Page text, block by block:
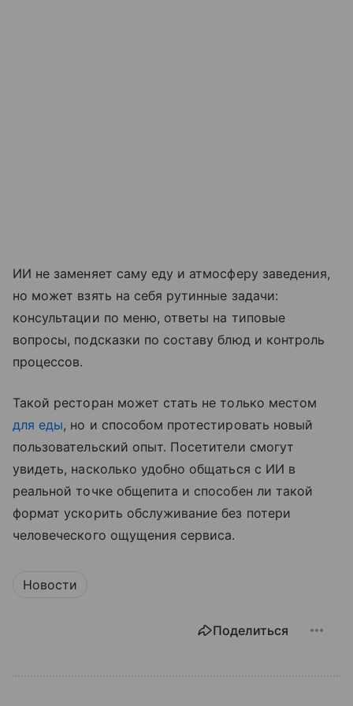
ИИ не заменяет саму еду и атмосферу заведения,
но может взять на себя рутинные задачи:
консультации по меню, ответы на типовые
вопросы, подсказки по составу блюд и контроль
процессов.
Такой ресторан может стать не только местом
для еды, но и способом протестировать новый
пользовательский опыт. Посетители смогут
увидеть, насколько удобно общаться с ИИ в
реальной точке общепита и способен ли такой
формат ускорить обслуживание без потери
человеческого ощущения сервиса.
Новости
Поделиться